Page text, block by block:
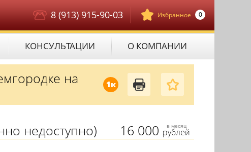
Избранное 0
8 (913) 915-90-03
КОНСУЛЬТАЦИИ О КОМПАНИИ
1к
на
16 000 в месяц
рублей
недоступно)